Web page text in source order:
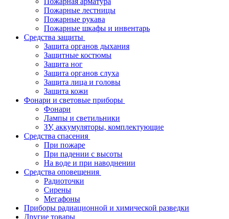
Пожарные лестницы
Пожарные рукава
Пожарные шкафы и инвентарь
Средства защиты
Защита органов дыхания
Защитные костюмы
Защита ног
Защита органов слуха
Защита лица и головы
Защита кожи
Фонари и световые приборы
Фонари
Лампы и светильники
ЗУ, аккумуляторы, комплектующие
Средства спасения
При пожаре
При падении с высоты
На воде и при наводнении
Средства оповещения
Радиоточки
Сирены
Мегафоны
Приборы радиационной и химической разведки
Другие товары